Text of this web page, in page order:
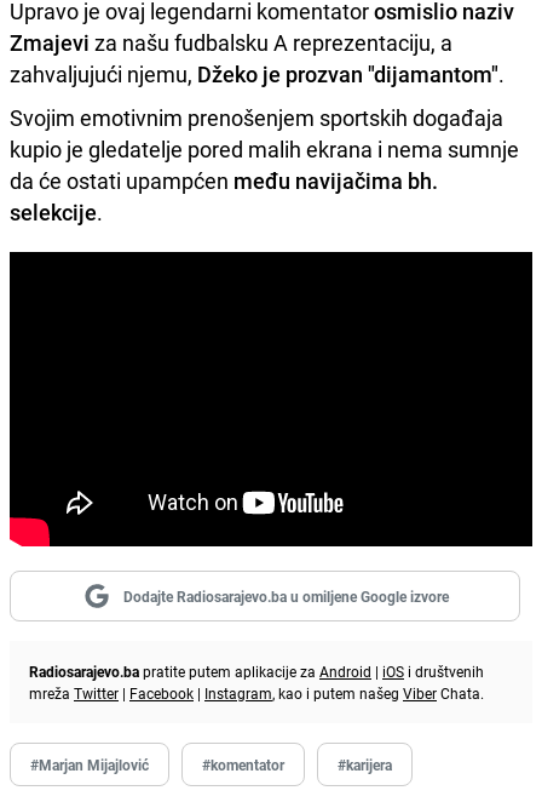
Upravo je ovaj legendarni komentatorosmislio naziv
Zmajevi za našu fudbalsku A reprezentaciju, a
zahvaljujući njemu, Džeko je prozvan "dijamantom".
Svojim emotivnim prenošenjem sportskih događaja
kupio je gledatelje pored malih ekrana i nema sumnje
da će ostati upampćen među navijačima bh.
selekcije.
Dodajte Radiosarajevo.ba u omiljene Google izvore
Radiosarajevo.bapratite putem aplikacije za Android | iOS i društvenih
mreža Twitter | Facebook | Instagram, kao i putem našeg ViberChata.
#Marjan Mijajlović #komentator #karijera